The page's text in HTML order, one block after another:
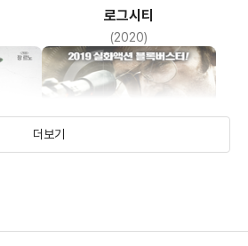
로그시티
(2020)
더보기